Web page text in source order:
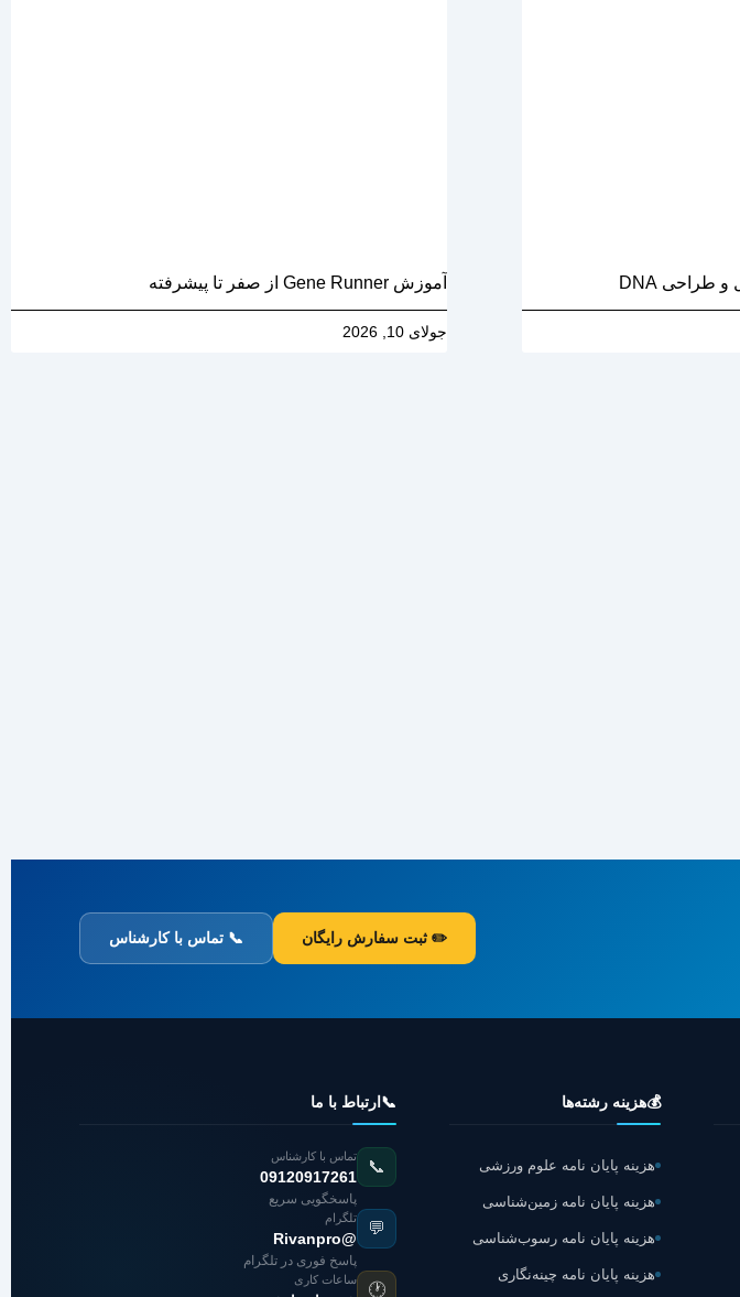
آموزش Gene Runner از صفر تا پیشرفته
جولای 10, 2026
✏️ ثبت سفارش رایگان 📞 تماس با کارشناس
💰هزینه رشته‌ها
هزینه پایان نامه علوم ورزشی
هزینه پایان نامه زمین‌شناسی
هزینه پایان نامه رسوب‌شناسی
هزینه پایان نامه چینه‌نگاری
📞 ارتباط با ما
📞
تماس با کارشناس
09120917261
پاسخگویی سریع
💬
تلگرام
@Rivanpro
پاسخ فوری در تلگرام
🕐
ساعات کاری